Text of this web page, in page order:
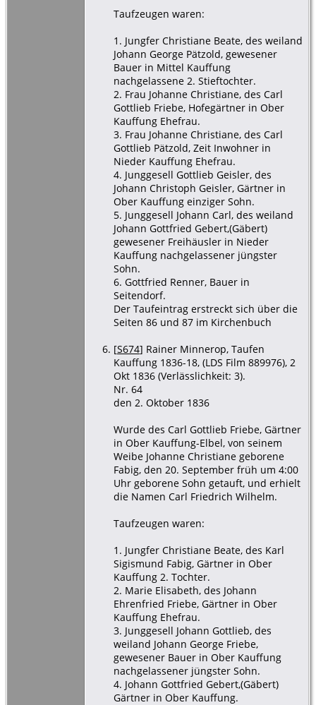
Taufzeugen waren:
1. Jungfer Christiane Beate, des weiland
Johann George Pätzold, gewesener
Bauer in Mittel Kauffung
nachgelassene 2. Stieftochter.
2. Frau Johanne Christiane, des Carl
Gottlieb Friebe, Hofegärtner in Ober
Kauffung Ehefrau.
3. Frau Johanne Christiane, des Carl
Gottlieb Pätzold, Zeit Inwohner in
Nieder Kauffung Ehefrau.
4. Junggesell Gottlieb Geisler, des
Johann Christoph Geisler, Gärtner in
Ober Kauffung einziger Sohn.
5. Junggesell Johann Carl, des weiland
Johann Gottfried Gebert,(Gäbert)
gewesener Freihäusler in Nieder
Kauffung nachgelassener jüngster
Sohn.
6. Gottfried Renner, Bauer in
Seitendorf.
Der Taufeintrag erstreckt sich über die
Seiten 86 und 87 im Kirchenbuch
[S674] Rainer Minnerop, Taufen
Kauffung 1836-18, (LDS Film 889976), 2
Okt 1836 (Verlässlichkeit: 3).
Nr. 64
den 2. Oktober 1836
Wurde des Carl Gottlieb Friebe, Gärtner
in Ober Kauffung-Elbel, von seinem
Weibe Johanne Christiane geborene
Fabig, den 20. September früh um 4:00
Uhr geborene Sohn getauft, und erhielt
die Namen Carl Friedrich Wilhelm.
Taufzeugen waren:
1. Jungfer Christiane Beate, des Karl
Sigismund Fabig, Gärtner in Ober
Kauffung 2. Tochter.
2. Marie Elisabeth, des Johann
Ehrenfried Friebe, Gärtner in Ober
Kauffung Ehefrau.
3. Junggesell Johann Gottlieb, des
weiland Johann George Friebe,
gewesener Bauer in Ober Kauffung
nachgelassener jüngster Sohn.
4. Johann Gottfried Gebert,(Gäbert)
Gärtner in Ober Kauffung.